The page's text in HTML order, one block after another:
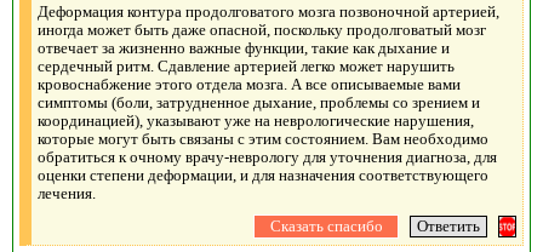
Деформация контура продолговатого мозга позвоночной артерией,
иногда может быть даже опасной, поскольку продолговатый мозг
отвечает за жизненно важные функции, такие как дыхание и
сердечный ритм. Сдавление артерией легко может нарушить
кровоснабжение этого отдела мозга. А все описываемые вами
симптомы (боли, затрудненное дыхание, проблемы со зрением и
координацией), указывают уже на неврологические нарушения,
которые могут быть связаны с этим состоянием. Вам необходимо
обратиться к очному врачу-неврологу для уточнения диагноза, для
оценки степени деформации, и для назначения соответствующего
лечения.